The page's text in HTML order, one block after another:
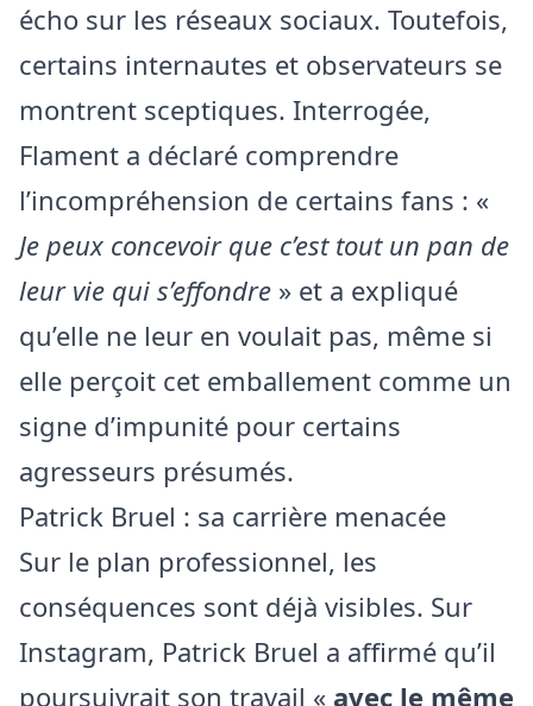
écho sur les réseaux sociaux. Toutefois,
certains internautes et observateurs se
montrent sceptiques. Interrogée,
Flament a déclaré comprendre
l’incompréhension de certains fans : «
Je peux concevoir que c’est tout un pan de
leur vie qui s’effondre » et a expliqué
qu’elle ne leur en voulait pas, même si
elle perçoit cet emballement comme un
signe d’impunité pour certains
agresseurs présumés.
Patrick Bruel : sa carrière menacée
Sur le plan professionnel, les
conséquences sont déjà visibles. Sur
Instagram, Patrick Bruel a affirmé qu’il
poursuivrait son travail « avec le même